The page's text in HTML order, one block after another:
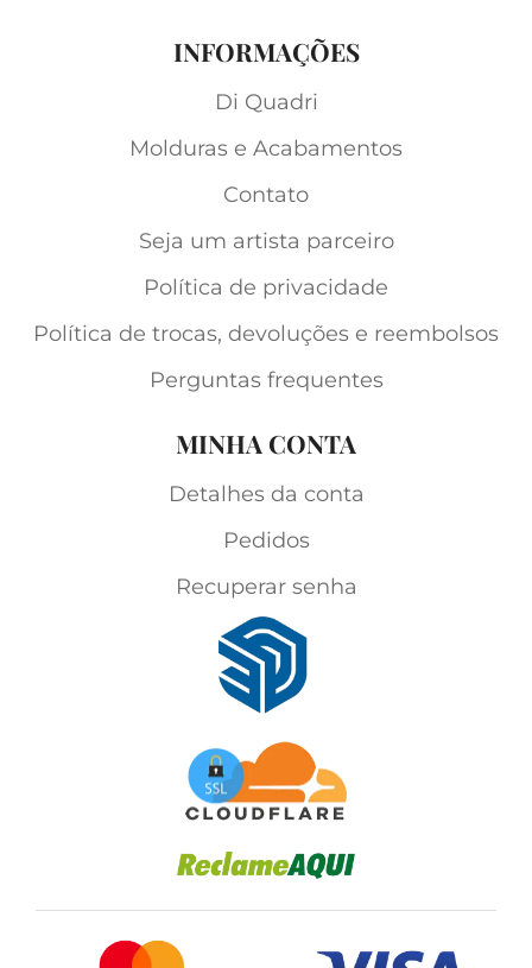
INFORMAÇÕES
Di Quadri
Molduras e Acabamentos
Contato
Seja um artista parceiro
Política de privacidade
Política de trocas, devoluções e reembolsos
Perguntas frequentes
MINHA CONTA
Detalhes da conta
Pedidos
Recuperar senha